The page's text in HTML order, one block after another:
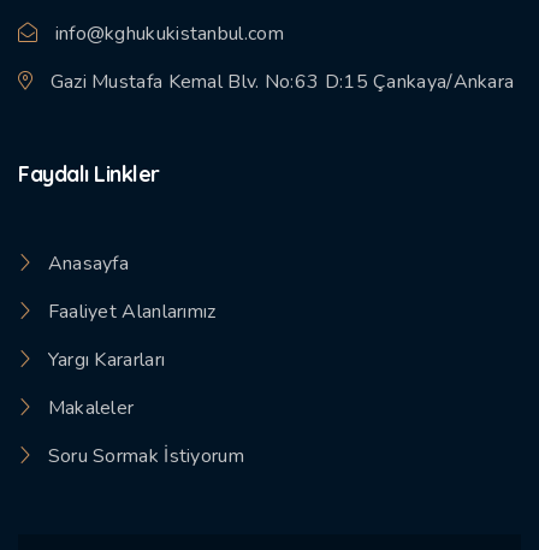
info@kghukukistanbul.com
Gazi Mustafa Kemal Blv. No:63 D:15 Çankaya/Ankara
Faydalı Linkler
Anasayfa
Faaliyet Alanlarımız
Yargı Kararları
Makaleler
Soru Sormak İstiyorum